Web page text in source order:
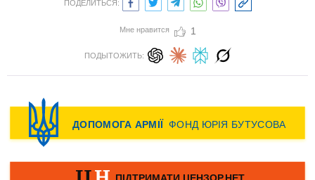
ПОДЕЛИТЬСЯ:
Мне нравится 1
ПОДЫТОЖИТЬ: